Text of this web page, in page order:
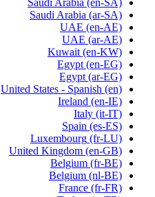
Saudi Arabia (en-SA)
Saudi Arabia (ar-SA)
UAE (en-AE)
UAE (ar-AE)
Kuwait (en-KW)
Egypt (en-EG)
Egypt (ar-EG)
United States - Spanish (en)
Ireland (en-IE)
Italy (it-IT)
Spain (es-ES)
Luxembourg (fr-LU)
United Kingdom (en-GB)
Belgium (fr-BE)
Belgium (nl-BE)
France (fr-FR)